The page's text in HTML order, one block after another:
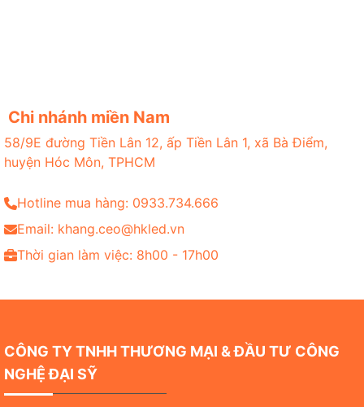
Chi nhánh miền Nam
58/9E đường Tiền Lân 12, ấp Tiền Lân 1, xã Bà Điểm,
huyện Hóc Môn, TPHCM
Hotline mua hàng: 0933.734.666
Email: khang.ceo@hkled.vn
Thời gian làm việc: 8h00 - 17h00
CÔNG TY TNHH THƯƠNG MẠI & ĐẦU TƯ CÔNG
NGHỆ ĐẠI SỸ